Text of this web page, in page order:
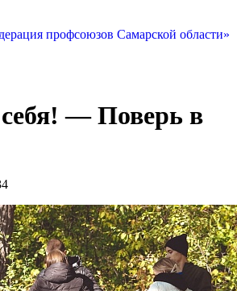
профсоюзов Самарской области»
— Поверь в